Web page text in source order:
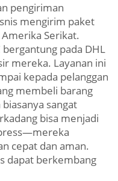
pengiriman
mengirim paket
Serikat.
pada DHL
mereka. Layanan ini
kepada pelanggan
membeli barang
sangat
bisa menjadi
cepat dan aman.
dapat berkembang